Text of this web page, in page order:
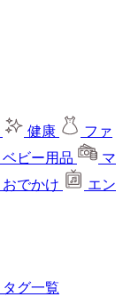
健康
ファ
ベビー用品
マ
おでかけ
エン
タグ一覧